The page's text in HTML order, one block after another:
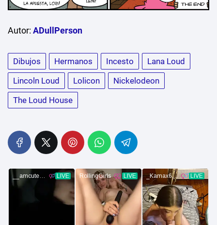
Autor: ADullPerson
Dibujos Hermanos Incesto
Lana Loud
Lincoln Loud
Lolicon
Nickelodeon
The Loud House